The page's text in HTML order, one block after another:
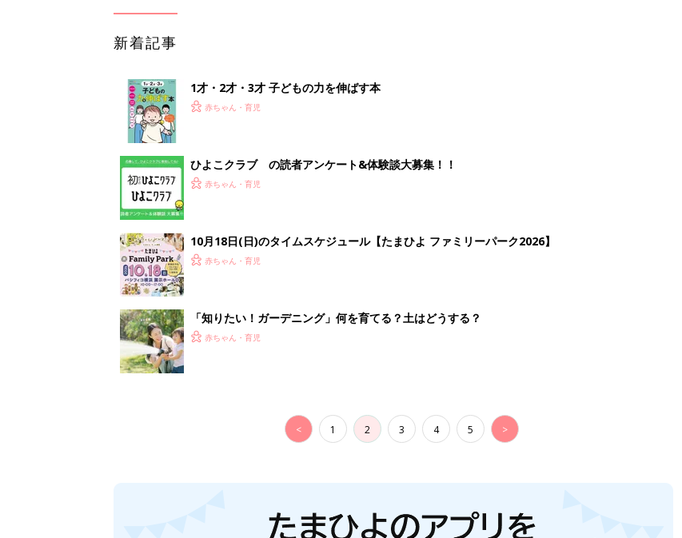
新着記事
1才・2才・3才 子どもの力を伸ばす本
赤ちゃん・育児
ひよこクラブ の読者アンケート&体験談大募集！！
赤ちゃん・育児
10月18日(日)のタイムスケジュール【たまひよ ファミリーパーク2026】
赤ちゃん・育児
「知りたい！ガーデニング」何を育てる？土はどうする？
赤ちゃん・育児
< 1 2 3 4 5 >